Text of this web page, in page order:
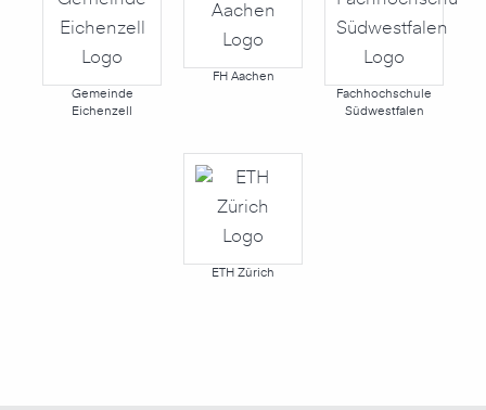
Gemeinde
Eichenzell
FH Aachen
Fachhochschule
Südwestfalen
ETH Zürich